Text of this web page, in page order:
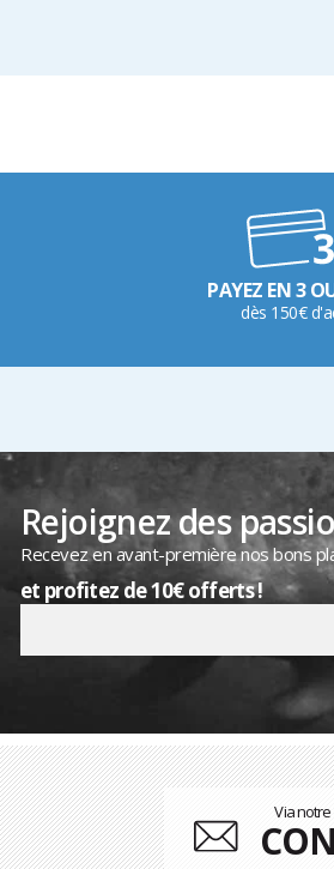
PAYEZ EN 3
dès 150€
Rejoignez des
Recevez en avant-première nos bons
et profitez de 10€ offerts !
Via